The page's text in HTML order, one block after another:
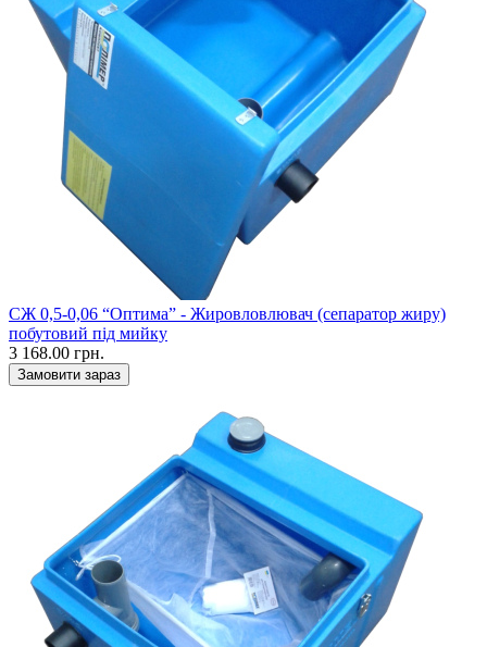
СЖ 0,5-0,06 “Оптима” - Жировловлювач (сепаратор жиру)
побутовий під мийку
3 168.00 грн.
Замовити зараз